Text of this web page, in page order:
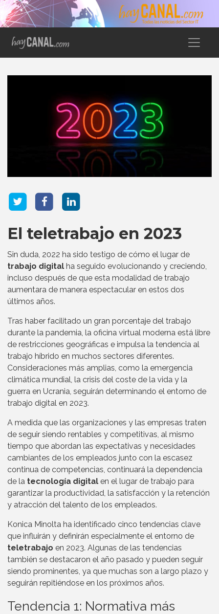
El teletrabajo en 2023
Sin duda, 2022 ha sido testigo de cómo el lugar de
trabajo digital ha seguido evolucionando y creciendo,
incluso después de que esta modalidad de trabajo
aumentara de manera espectacular en estos dos
últimos años.
Tras haber facilitado un gran porcentaje del trabajo
durante la pandemia, la oficina virtual moderna está libre
de restricciones geográficas e impulsa la tendencia al
trabajo híbrido en muchos sectores diferentes.
Consideraciones más amplias, como la emergencia
climática mundial, la crisis del coste de la vida y la
guerra en Ucrania, seguirán determinando el entorno de
trabajo digital en 2023.
A medida que las organizaciones y las empresas traten
de seguir siendo rentables y competitivas, al mismo
tiempo que abordan las expectativas y necesidades
cambiantes de los empleados junto con la escasez
continua de competencias, continuará la dependencia
de la tecnología digital en el lugar de trabajo para
garantizar la productividad, la satisfacción y la retención
y atracción del talento de los empleados.
Konica Minolta ha identificado cinco tendencias clave
que influirán y definirán especialmente el entorno de
teletrabajo en 2023. Algunas de las tendencias
también se destacaron el año pasado y pueden seguir
siendo prominentes, ya que muchas son a largo plazo y
seguirán repitiéndose en los próximos años.
Tendencia 1: Normativa más